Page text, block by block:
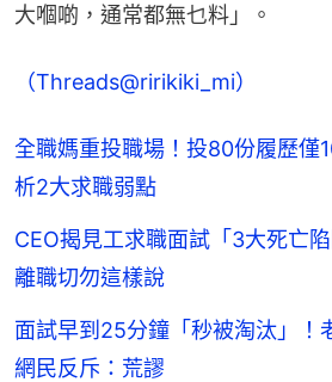
大嗰啲，通常都無乜料」。
（Threads@ririkiki_mi）
全職媽重投職場！投80份履歷
析2大求職弱點
CEO揭見工求職面試「3大死亡
離職切勿這樣說
面試早到25分鐘「秒被淘汰」
網民反斥：荒謬